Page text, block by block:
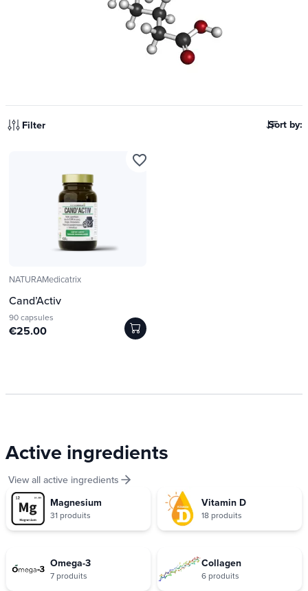
Filter Sort by:
NATURAMedicatrix
Cand’Activ
90 capsules
€25.00
favorite_border
Active ingredients
View all active ingredients
Magnesium
31 produits
Vitamin D
18 produits
Omega-3
7 produits
Collagen
6 produits